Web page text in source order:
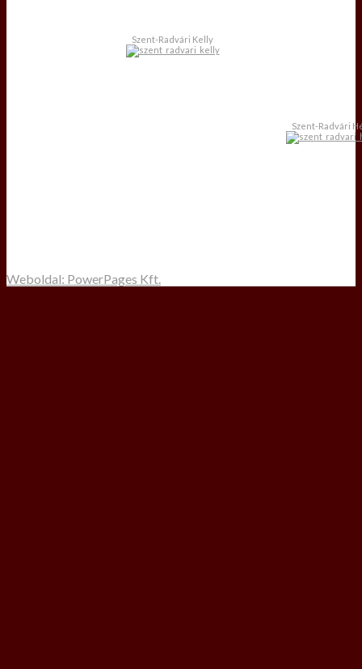
Szent-Radvári Kelly
Szent-Radvári
Weboldal: PowerPages Kft.